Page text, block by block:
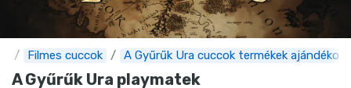
Filmes cuccok A Gyűrűk Ura cuccok termékek ajándékok
A Gyűrűk Ura playmatek
Akciós ajánlatok
Express szállítás